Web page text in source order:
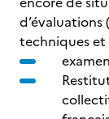
d’évaluations
techniques et